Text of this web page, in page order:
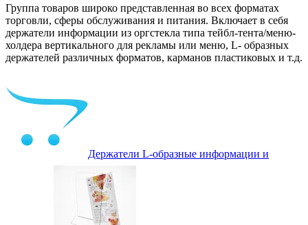
Группа товаров широко представленная во всех форматах
торговли, сферы обслуживания и питания. Включает в себя
держатели информации из оргстекла типа тейбл-тента/меню-
холдера вертикального для рекламы или меню, L- образных
держателей различных форматов, карманов пластиковых и т.д.
Держатели L-образные информации и